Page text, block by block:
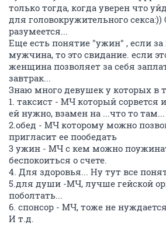
только тогда, когда уверен что
для головокружительного
разумеется...
Еще есть понятие "ужин" , если за
мужчина, то это свидание. если
женщина позволяет за себя
завтрак...
Знаю много девушек у которых в
1. таксист - МЧ который сорвется
ей нужно, взамен на ...что то там...
2.обед - МЧ которому можно
пригласит ее пообедать
3 ужин - МЧ с кем можно
беспокоиться о счете.
4. Для здоровья... Ну тут все
5.для души -МЧ, лучше гейской
поболтать...
6. спонсор - МЧ, тоже не
И т.д.